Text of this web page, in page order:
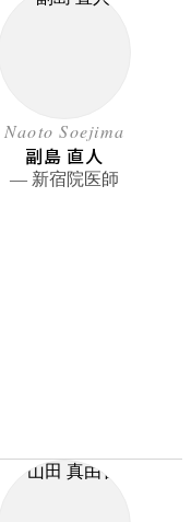
Naoto Soejima
副島 直人
― 新宿院医師